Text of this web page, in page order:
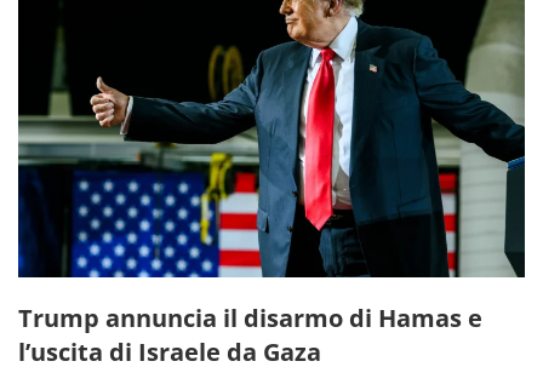
Trump annuncia il disarmo di Hamas e
l’uscita di Israele da Gaza